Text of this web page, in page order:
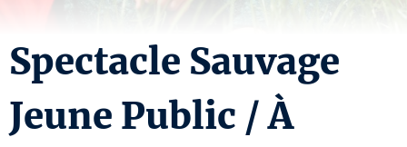
Spectacle Sauvage
Jeune Public / À